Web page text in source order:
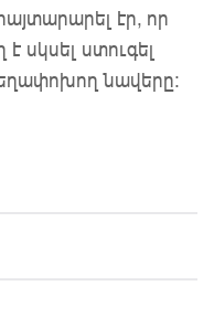
էր, որ
սկսել ստուգել
նավերը: